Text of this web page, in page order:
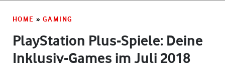
HOME » GAMING
PlayStation Plus-Spiele: Deine
Inklusiv-Games im Juli 2018